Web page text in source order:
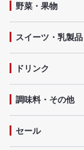
野菜・果物
スイーツ・乳製品
ドリンク
調味料・その他
セール